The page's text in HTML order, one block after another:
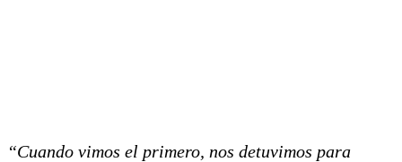
“Cuando vimos el primero, nos detuvimos para